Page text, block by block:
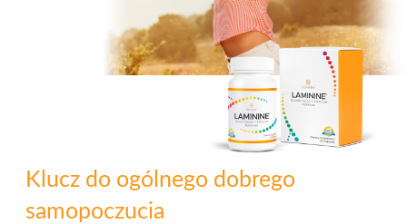
Klucz do ogólnego dobrego
samopoczucia